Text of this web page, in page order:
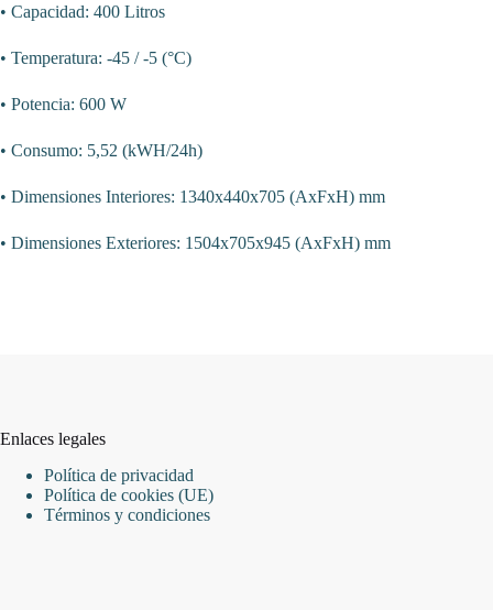
• Capacidad: 400 Litros
• Temperatura: -45 / -5 (°C)
• Potencia: 600 W
• Consumo: 5,52 (kWH/24h)
• Dimensiones Interiores: 1340x440x705 (AxFxH) mm
• Dimensiones Exteriores: 1504x705x945 (AxFxH) mm
Enlaces legales
Política de privacidad
Política de cookies (UE)
Términos y condiciones